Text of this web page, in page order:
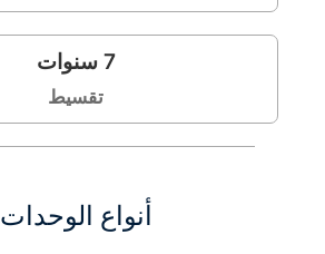
7 سنوات
تقسيط
أنواع الوحدات